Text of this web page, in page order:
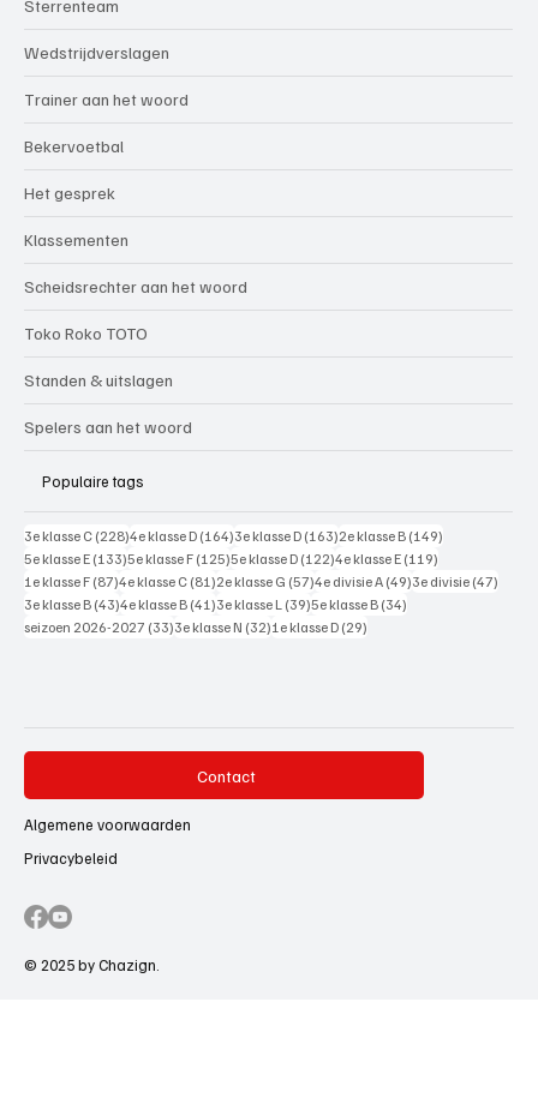
Sterrenteam
Wedstrijdverslagen
Trainer aan het woord
Bekervoetbal
Het gesprek
Klassementen
Scheidsrechter aan het woord
Toko Roko TOTO
Standen & uitslagen
Spelers aan het woord
Populaire tags
3e klasse C (228)228 posts
4e klasse D (164)164 posts
3e klasse D (163)163 posts
2e klasse B (149)
5e klasse E (133)133 posts
5e klasse F (125)125 posts
5e klasse D (122)122 posts
4e klasse E (119)
1e klasse F (87)87 posts
4e klasse C (81)81 posts
2e klasse G (57)57 posts
4e divisie A (49)49 posts
3e divisie (47)
3e klasse B (43)43 posts
4e klasse B (41)41 posts
3e klasse L (39)39 posts
5e klasse B (34)
seizoen 2026-2027 (33)33 posts
3e klasse N (32)32 posts
1e klasse D (29)
Contact
Algemene voorwaarden
Privacybeleid
© 2025 by Chazign.